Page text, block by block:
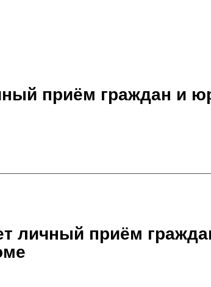
приём граждан и
личный приём